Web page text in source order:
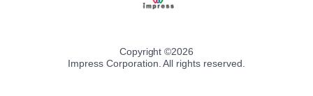
Copyright ©2026
Impress Corporation. All rights reserved.